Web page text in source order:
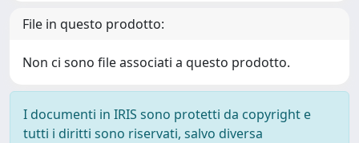
File in questo prodotto:
Non ci sono file associati a questo prodotto.
I documenti in IRIS sono protetti da copyright e
tutti i diritti sono riservati, salvo diversa